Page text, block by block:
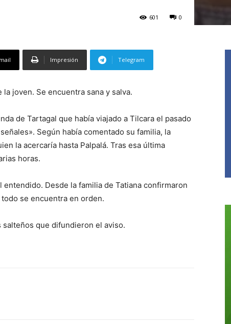
0
601
Impresión Telegram
joven. Se encuentra sana y salva.
de Tartagal que había viajado a Tilcara el pasado
Según había comentado su familia, la
la acercaría hasta Palpalá. Tras esa última
horas.
Desde la familia de Tatiana confirmaron
se encuentra en orden.
que difundieron el aviso.